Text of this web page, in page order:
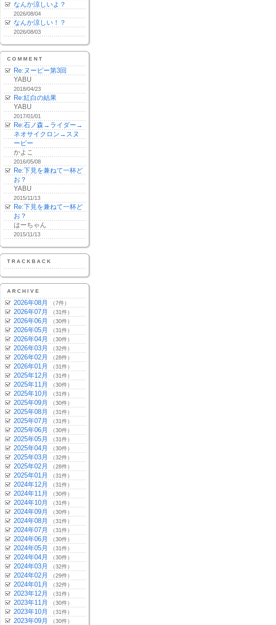
なんか涼しいよ？
2026/08/04
なんか涼しい！？
2026/08/03
COMMENT
Re:ヌーピー第3回
YABU
2018/04/23
Re:紅白の結果
YABU
2017/01/01
Re:石ノ森→ライダー→
ネオサイクロン→スヌ
ーピー
かよこ
2016/05/08
Re:下見を兼ねて一杯ど
お？
YABU
2015/11/13
Re:下見を兼ねて一杯ど
お？
はーちゃん
2015/11/13
TRACKBACK
ARCHIVE
2026年08月 （7件）
2026年07月 （31件）
2026年06月 （30件）
2026年05月 （31件）
2026年04月 （30件）
2026年03月 （32件）
2026年02月 （28件）
2026年01月 （31件）
2025年12月 （31件）
2025年11月 （30件）
2025年10月 （31件）
2025年09月 （30件）
2025年08月 （31件）
2025年07月 （31件）
2025年06月 （30件）
2025年05月 （31件）
2025年04月 （30件）
2025年03月 （32件）
2025年02月 （28件）
2025年01月 （31件）
2024年12月 （31件）
2024年11月 （30件）
2024年10月 （31件）
2024年09月 （30件）
2024年08月 （31件）
2024年07月 （31件）
2024年06月 （30件）
2024年05月 （31件）
2024年04月 （30件）
2024年03月 （32件）
2024年02月 （29件）
2024年01月 （32件）
2023年12月 （31件）
2023年11月 （30件）
2023年10月 （31件）
2023年09月 （30件）